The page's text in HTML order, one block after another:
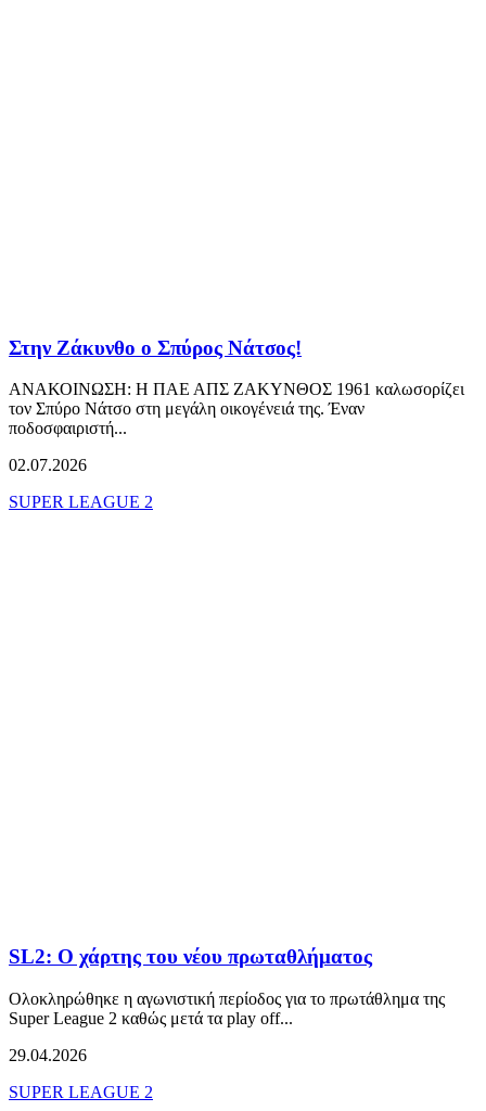
Στην Ζάκυνθο ο Σπύρος Νάτσος!
ΑΝΑΚΟΙΝΩΣΗ: Η ΠΑΕ ΑΠΣ ΖΑΚΥΝΘΟΣ 1961 καλωσορίζει
τον Σπύρο Νάτσο στη μεγάλη οικογένειά της. Έναν
ποδοσφαιριστή...
02.07.2026
SUPER LEAGUE 2
SL2: Ο χάρτης του νέου πρωταθλήματος
Oλοκληρώθηκε η αγωνιστική περίοδος για το πρωτάθλημα της
Super League 2 καθώς μετά τα play off...
29.04.2026
SUPER LEAGUE 2